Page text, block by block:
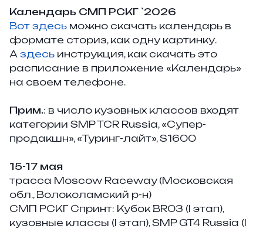
Календарь СМП РСКГ `2026
Вот здесь можно скачать календарь в
формате сториз, как одну картинку.
А здесь инструкция, как скачать это
расписание в приложение «Календарь»
на своем телефоне.
Прим.: в число кузовных классов входят
категории SMP TCR Russia, «Супер-
продакшн», «Туринг-лайт», S1600
15-17 мая
трасса Moscow Raceway (Московская
обл., Волоколамский р-н)
СМП РСКГ Спринт: Кубок BR03 (I этап),
кузовные классы (I этап), SMP GT4 Russia (I